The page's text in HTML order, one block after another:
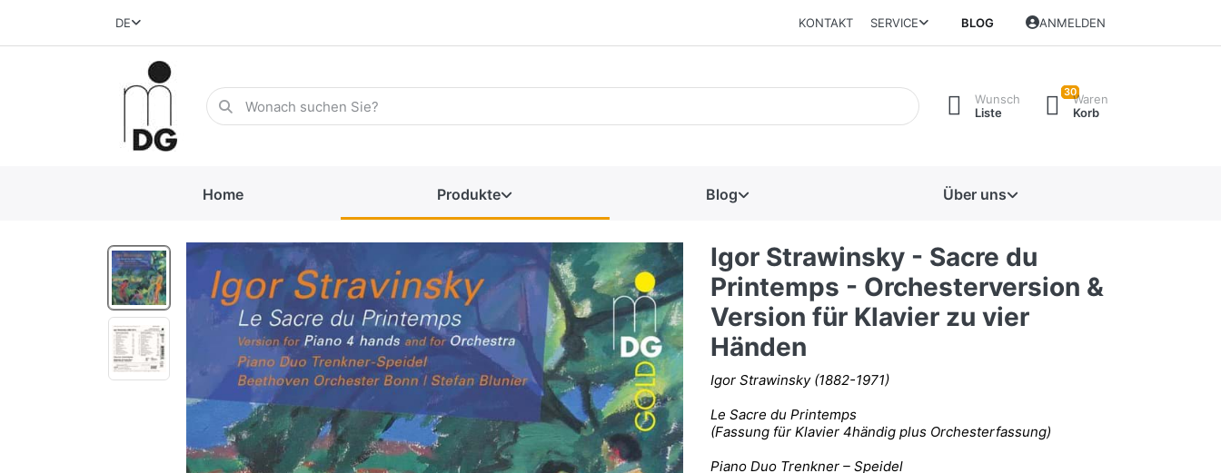
DE KONTAKT SERVICE BLOG ANMELDEN
Wunsch
Liste
30Waren
Korb
Home Produkte Blog Über uns
Igor Strawinsky - Sacre du
Printemps - Orchesterversion &
Version für Klavier zu vier
Händen
Igor Strawinsky (1882-1971)
Le Sacre du Printemps
(Fassung für Klavier 4händig plus Orchesterfassung)
Piano Duo Trenkner – Speidel